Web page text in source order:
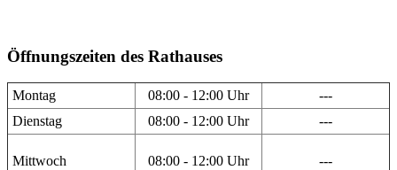
Öffnungszeiten des Rathauses
Montag 08:00 - 12:00 Uhr
---
Dienstag
08:00 - 12:00 Uhr ---
Mittwoch 08:00 - 12:00 Uhr ---